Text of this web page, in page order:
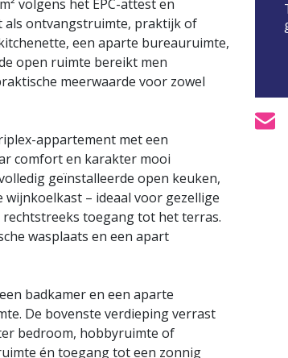
volgens het EPC-attest en
als ontvangstruimte, praktijk of
een aparte bureauruimte,
open ruimte bereikt men
meerwaarde voor zowel
appartement met een
comfort en karakter mooi
geïnstalleerde open keuken,
– ideaal voor gezellige
toegang tot het terras.
wasplaats en een apart
badkamer en een aparte
De bovenste verdieping verrast
bedroom, hobbyruimte of
én toegang tot een zonnig